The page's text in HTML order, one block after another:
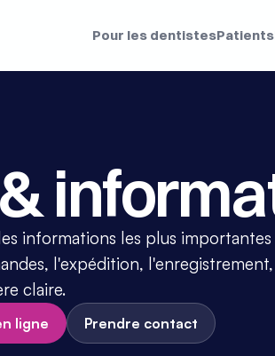
Pour les dentistesPatients
informations les plus
l'expédition,
claire.
ligne Prendre contact